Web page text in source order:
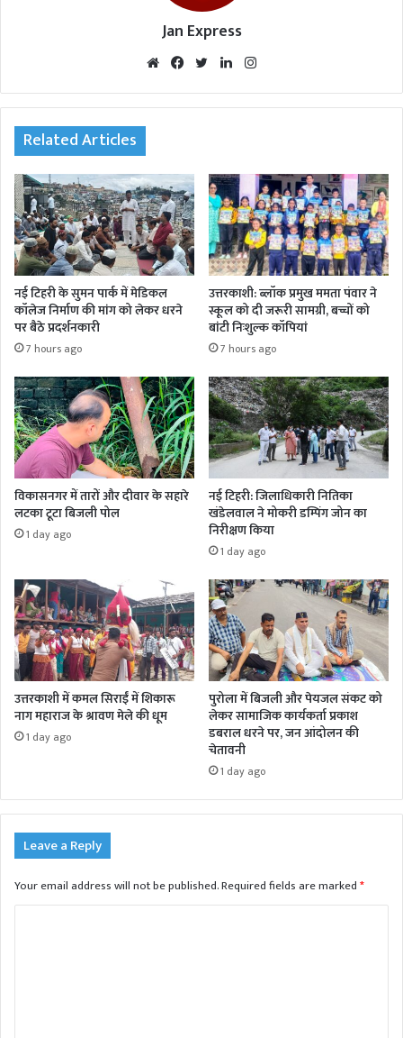
Jan Express
We
te
Fac
oo
Twi
r
Lin
In am
Related Articles
नई टिहरी के सुमन पार्क में मेडिकल
कॉलेज निर्माण की मांग को लेकर धरने
पर बैठे प्रदर्शनकारी
7 hours ago
उत्तरकाशी: ब्लॉक प्रमुख ममता पंवार ने
स्कूल को दी जरूरी सामग्री, बच्चों को
बांटी निःशुल्क कॉपियां
7 hours ago
विकासनगर में तारों और दीवार के सहारे
लटका टूटा बिजली पोल
1 day ago
नई टिहरी: जिलाधिकारी नितिका
खंडेलवाल ने मोकरी डम्पिंग जोन का
निरीक्षण किया
1 day ago
उत्तरकाशी में कमल सिराईं में शिकारू
नाग महाराज के श्रावण मेले की धूम
1 day ago
पुरोला में बिजली और पेयजल संकट को
लेकर सामाजिक कार्यकर्ता प्रकाश
डबराल धरने पर, जन आंदोलन की
चेतावनी
1 day ago
Leave a Reply
Your email address will not be published.Required fields are marked*